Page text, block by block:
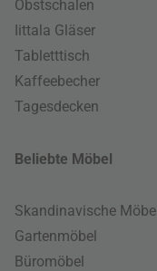
Obstschalen
Iittala Gläser
Tabletttisch
Kaffeebecher
Tagesdecken
Beliebte Möbel
Skandinavische
Gartenmöbel
Büromöbel